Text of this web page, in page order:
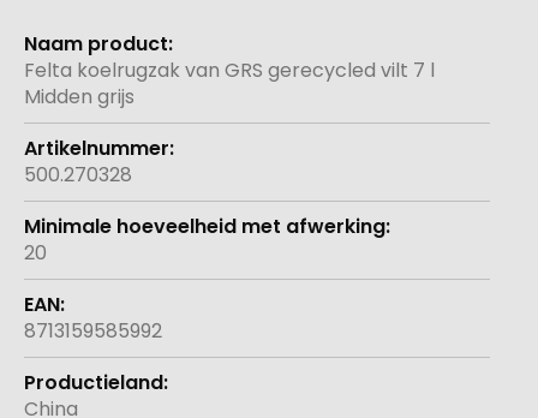
Meer
informatie
Felta koelrugzak van GRS gerecycled vilt 7 l
Midden grijs
500.270328
20
8713159585992
China